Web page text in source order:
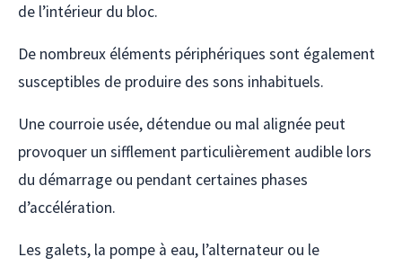
de l’intérieur du bloc.
De nombreux éléments périphériques sont également
susceptibles de produire des sons inhabituels.
Une courroie usée, détendue ou mal alignée peut
provoquer un sifflement particulièrement audible lors
du démarrage ou pendant certaines phases
d’accélération.
Les galets, la pompe à eau, l’alternateur ou le